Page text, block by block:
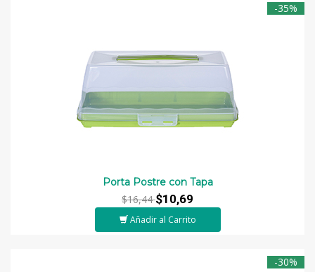
-35%
Porta Postre con Tapa
$16,44$10,69
Añadir al Carrito
-30%